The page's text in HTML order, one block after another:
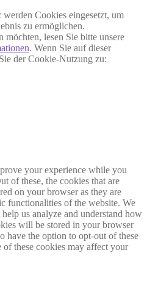
Cookies eingesetzt, um
zu ermöglichen.
möchten, lesen Sie bitte unsere
. Wenn Sie auf dieser
der Cookie-Nutzung zu:
your experience while you
of these, the cookies that are
on your browser as they are
functionalities of the website. We
us analyze and understand how
will be stored in your browser
have the option to opt-out of these
these cookies may affect your